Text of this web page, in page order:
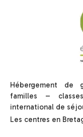
Hébergement de
familles –
international de
Les centres en